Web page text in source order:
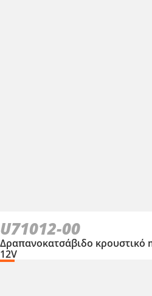
U71012-00
Δραπανοκατσάβιδο κρουστικό
12V